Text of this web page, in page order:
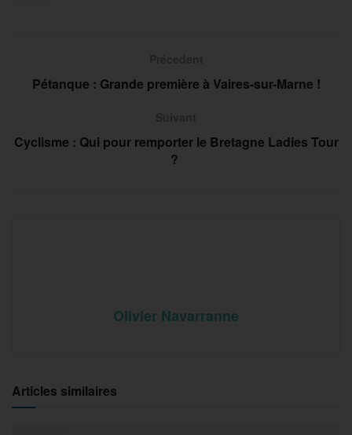
Pétanque : Grande première à Vaires-sur-Marne !
Cyclisme : Qui pour remporter le Bretagne Ladies Tour
?
Olivier Navarranne
Articles similaires